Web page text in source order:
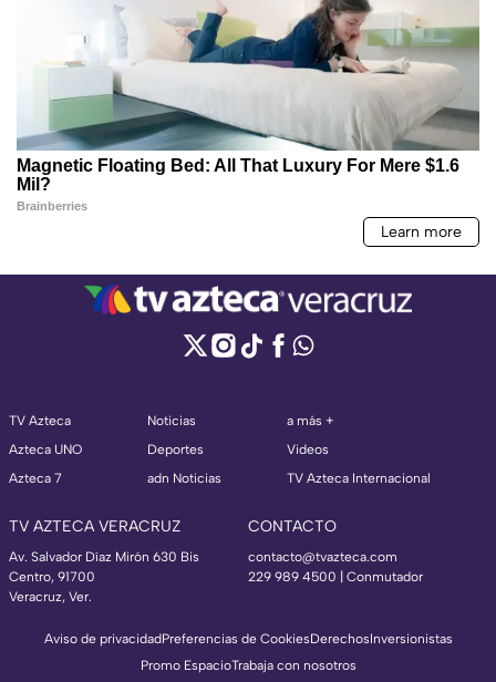
TV Azteca
Azteca UNO
Azteca 7
Noticias
Deportes
adn Noticias
a más +
Videos
TV Azteca Internacional
TV AZTECA VERACRUZ
Av. Salvador Díaz Mirón 630 Bis
Centro, 91700
Veracruz, Ver.
CONTACTO
contacto@tvazteca.com
229 989 4500 | Conmutador
Aviso de privacidadPreferencias de CookiesDerechosInversionistas
Promo EspacioTrabaja con nosotros